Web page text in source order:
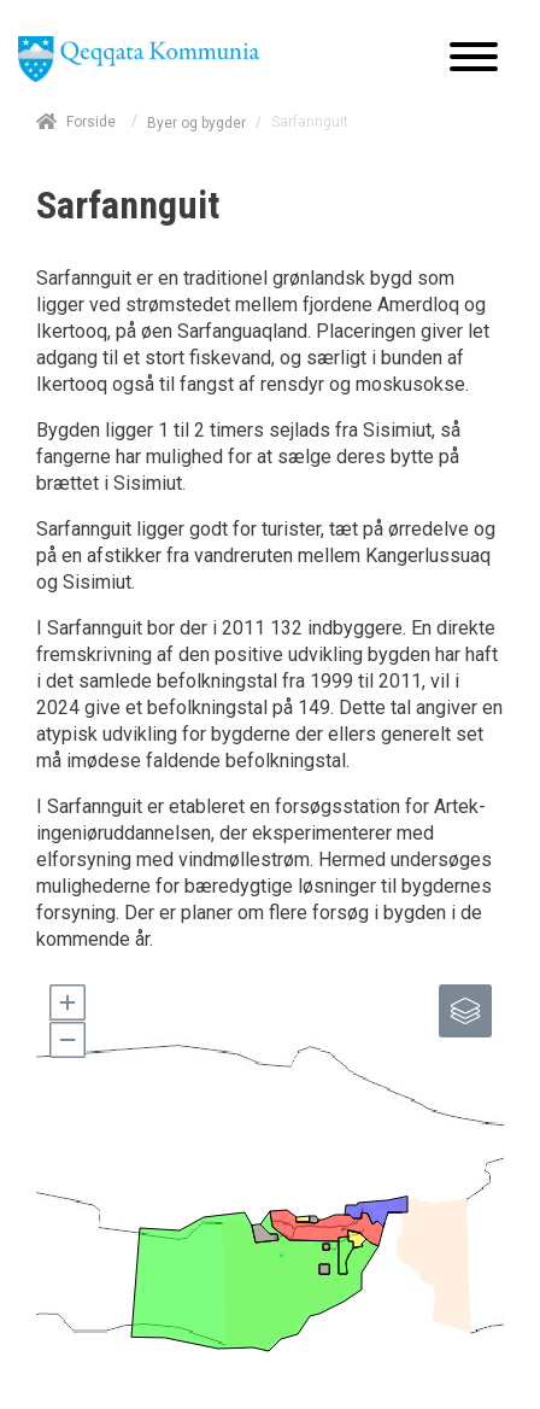
Forside / Byer og bygder / Sarfannguit
Sarfannguit
Sarfannguit er en traditionel grønlandsk bygd som
ligger ved strømstedet mellem fjordene Amerdloq og
Ikertooq, på øen Sarfanguaqland. Placeringen giver let
adgang til et stort fiskevand, og særligt i bunden af
Ikertooq også til fangst af rensdyr og moskusokse.
Bygden ligger 1 til 2 timers sejlads fra Sisimiut, så
fangerne har mulighed for at sælge deres bytte på
brættet i Sisimiut.
Sarfannguit ligger godt for turister, tæt på ørredelve og
på en afstikker fra vandreruten mellem Kangerlussuaq
og Sisimiut.
I Sarfannguit bor der i 2011 132 indbyggere. En direkte
fremskrivning af den positive udvikling bygden har haft
i det samlede befolkningstal fra 1999 til 2011, vil i
2024 give et befolkningstal på 149. Dette tal angiver en
atypisk udvikling for bygderne der ellers generelt set
må imødese faldende befolkningstal.
I Sarfannguit er etableret en forsøgsstation for Artek-
ingeniøruddannelsen, der eksperimenterer med
elforsyning med vindmøllestrøm. Hermed undersøges
mulighederne for bæredygtige løsninger til bygdernes
forsyning. Der er planer om flere forsøg i bygden i de
kommende år.